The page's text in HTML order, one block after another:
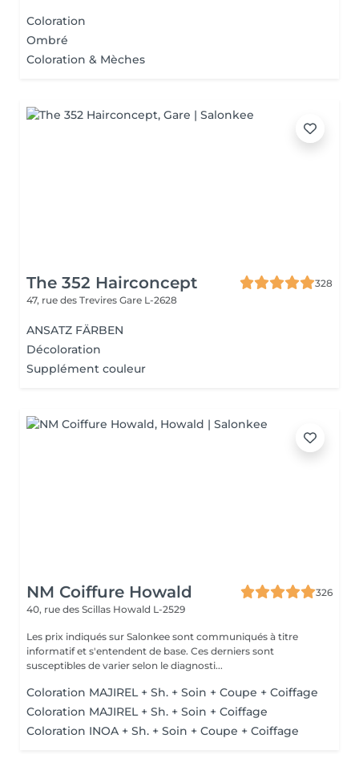
Coloration
Ombré
Coloration & Mèches
The 352 Hairconcept
328
47, rue des Trevires Gare L-2628
ANSATZ FÄRBEN
Décoloration
Supplément couleur
NM Coiffure Howald
326
40, rue des Scillas Howald L-2529
Les prix indiqués sur Salonkee sont communiqués à titre
informatif et s'entendent de base. Ces derniers sont
susceptibles de varier selon le diagnosti...
Coloration MAJIREL + Sh. + Soin + Coupe + Coiffage
Coloration MAJIREL + Sh. + Soin + Coiffage
Coloration INOA + Sh. + Soin + Coupe + Coiffage